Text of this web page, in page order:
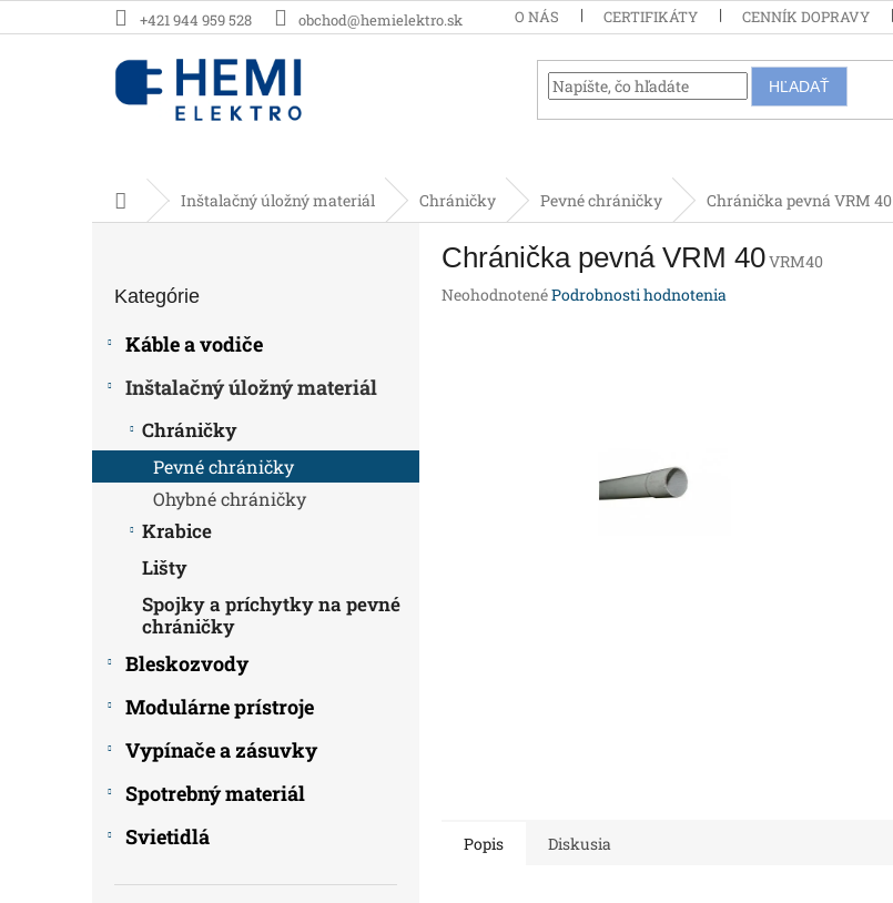
na
+421 944 959 528 obchod@hemielektro.sk O NÁS CERTIFIKÁTY CENNÍK DOPRAVY
HĽADAŤ
DomovInštalačný úložný materiál Chráničky Pevné chráničky Chránička pevná VRM 40
l
kategórie
Kategórie
Káble a vodiče
Inštalačný úložný materiál
Chráničky
Pevné chráničky
Ohybné chráničky
Krabice
Lišty
Spojky a príchytky na pevné
chráničky
Bleskozvody
Modulárne prístroje
Vypínače a zásuvky
Spotrebný materiál
Svietidlá
Chránička pevná VRM 40VRM40
Priemerné
NeohodnotenéPodrobnosti hodnotenia
Popis Diskusia